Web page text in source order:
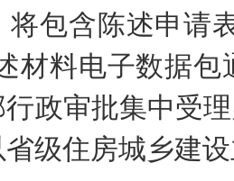
将包含陈述申请
材料电子数据
政审批集中受
级住房城乡建